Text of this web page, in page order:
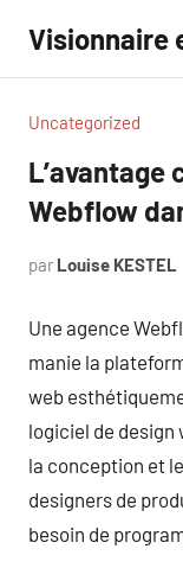
contenu
Visionnaire
Uncategorized
L’avantage
Webflow
par Louise KESTEL
Une agence
manie la
web
logiciel de design
la conception et
designers de
besoin de